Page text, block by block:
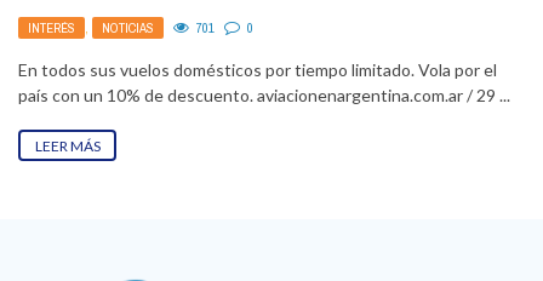
INTERÉS , NOTICIAS 701 0
En todos sus vuelos domésticos por tiempo limitado. Vola por el
país con un 10% de descuento. aviacionenargentina.com.ar / 29 ...
LEER MÁS